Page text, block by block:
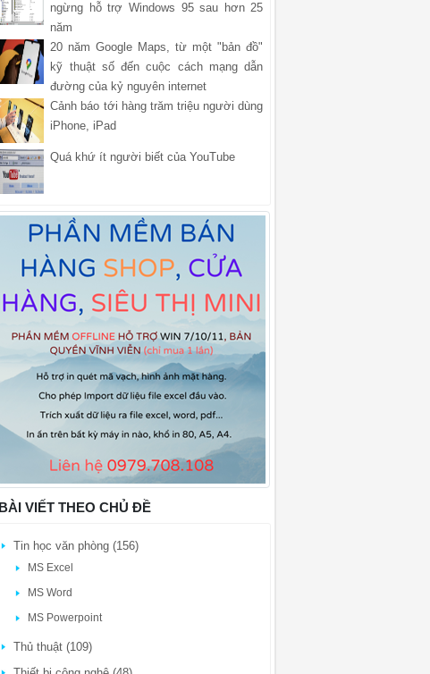
ngừng hỗ trợ Windows 95 sau hơn 25
năm
20 năm Google Maps, từ một "bản đồ"
kỹ thuật số đến cuộc cách mạng dẫn
đường của kỷ nguyên internet
Cảnh báo tới hàng trăm triệu người dùng
iPhone, iPad
Quá khứ ít người biết của YouTube
BÀI VIẾT THEO CHỦ ĐỀ
Tin học văn phòng (156)
MS Excel
MS Word
MS Powerpoint
Thủ thuật (109)